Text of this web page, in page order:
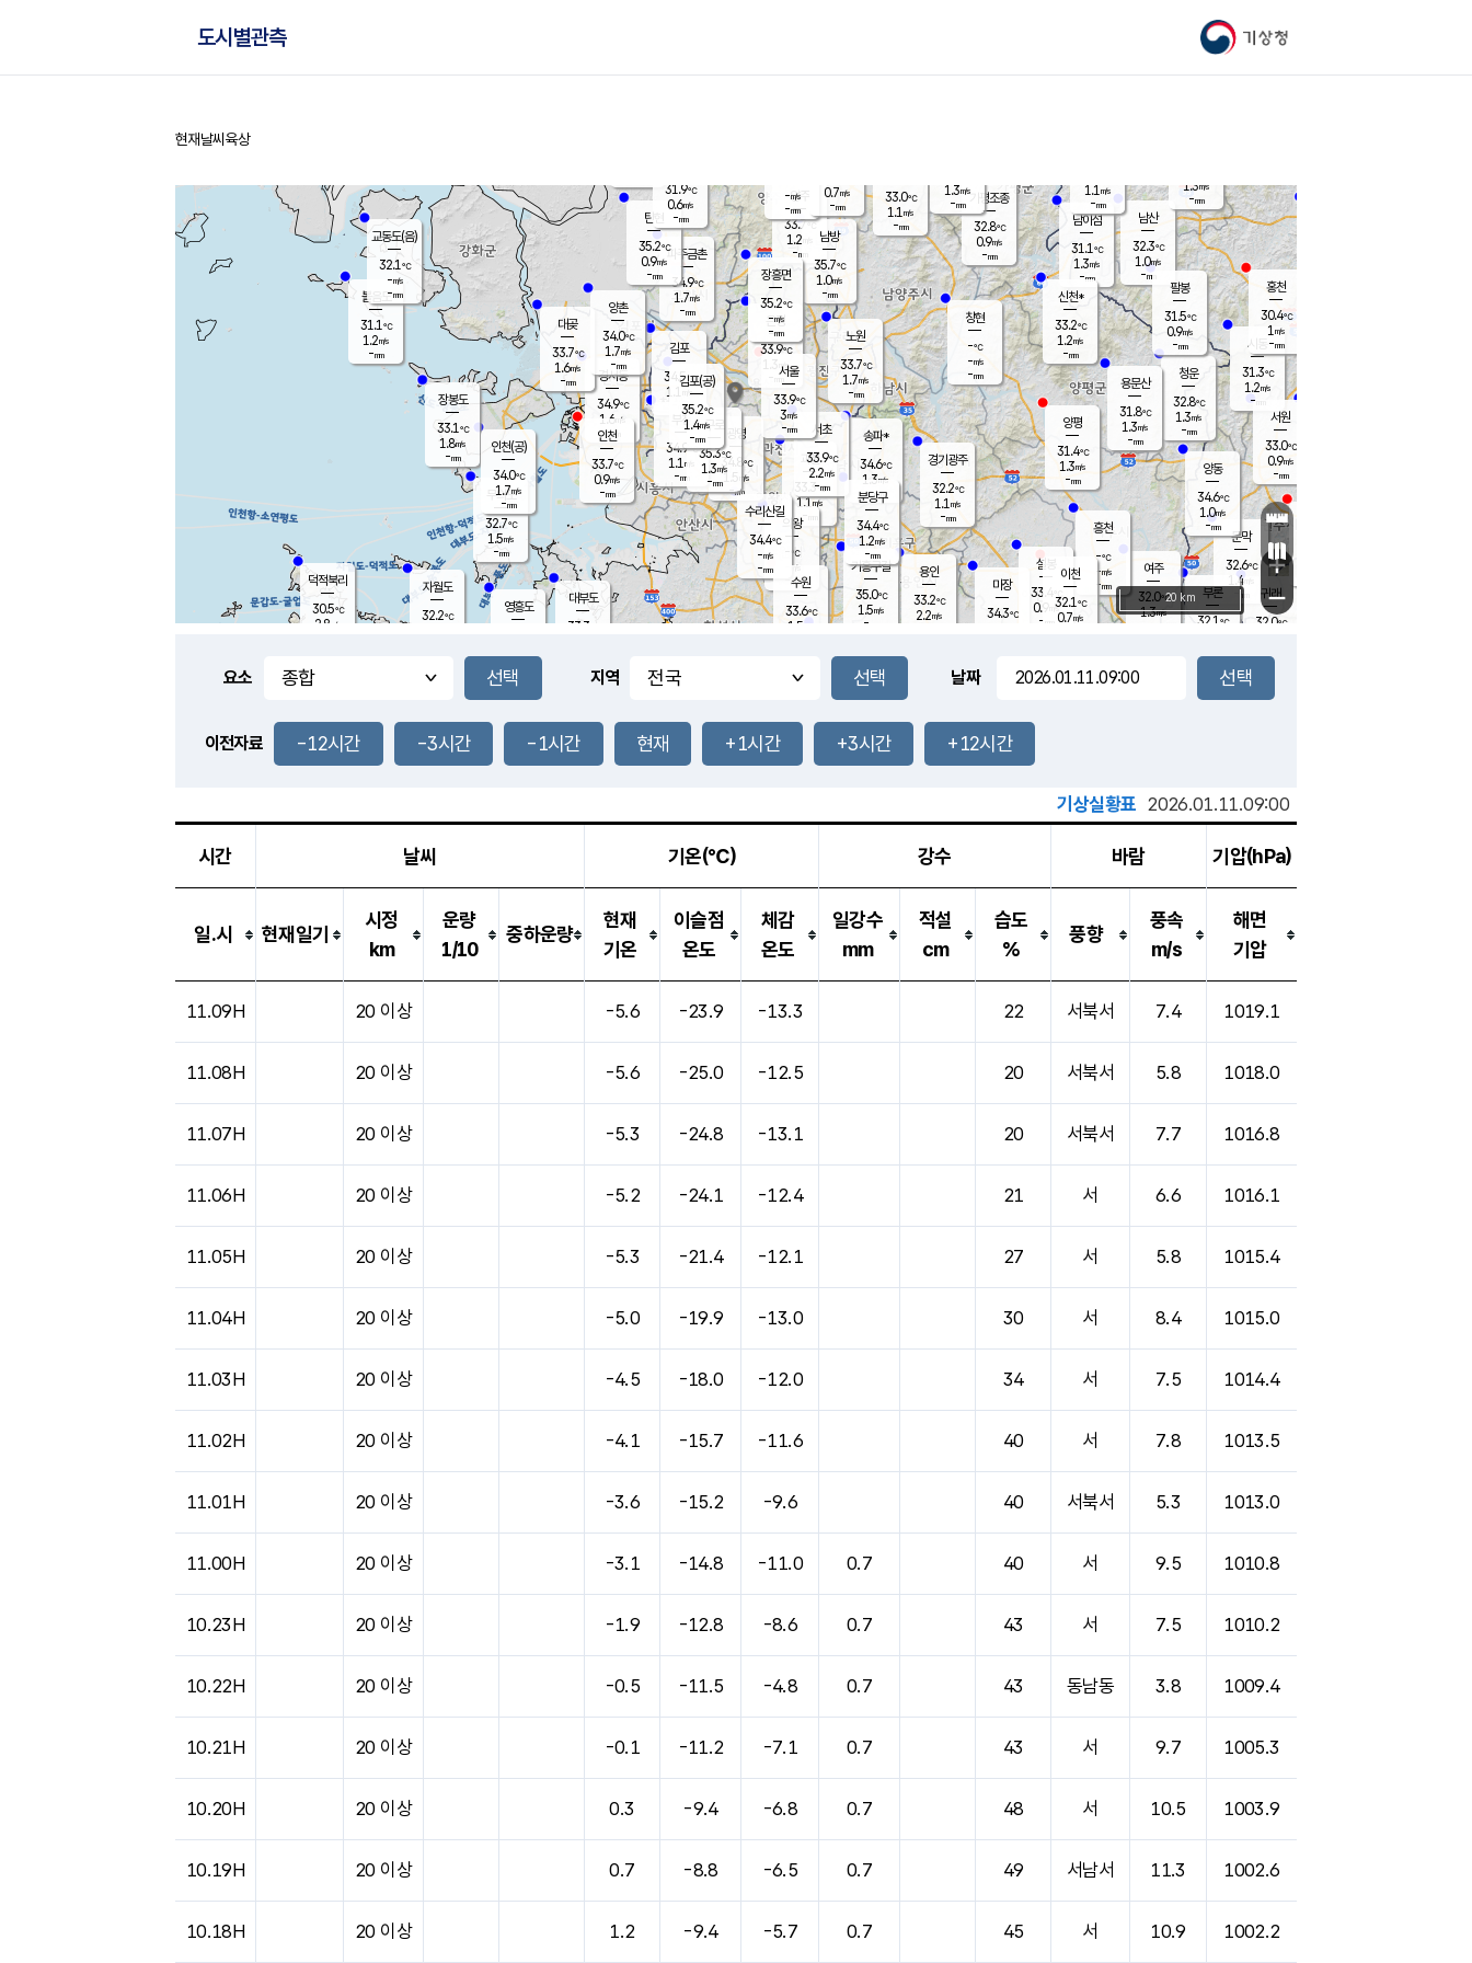
기상청
도시별관측
홈
현재날씨 육상
풍도
1.9m/s
문막
32.6℃
1.4m/s
mm
남이섬
31.1℃
1.3m/s
-mm
무의도
32.7℃
1.5m/s
-mm
영흥도
볼음도
31.1℃
1.2m/s
-mm
자월도
32.2℃
양주
33.7℃
1.2
-mm
부론
32.1 ℃
과천
33.3℃
1.1m/s
- mm
남산
32.3℃
1.0m/s
-mm
장봉도
33.1℃
1.8m/s
-mm
-mm
청운
32.8℃
1.3m/s
-mm
팔봉
31.5℃
0.9m/s
-mm
-mm
용인
33.2℃
2.2m/s
여주
32.0℃
1.3m/s
양동
34.6℃
1.0m/s
-mm
경기광주
32.2℃
1.1 m/s
-mm
장호원
1.1 m/s
-mm
32.5
℃
대부도
33.3
-
경서동
34.9℃
1.6 m/s
-mm
파주금촌
34.9℃
1.7m/s
-mm
가평조종
32.8℃
0.9m/s
-mm
33.0℃
1.1 m/s
-mm
대곶
33.7℃
1.6m/s
-mm
신천*
33.2℃
1.2m/s
-mm
창현
-℃
-m/s
-mm
탄현
35.2℃
0.9m/s
-mm
1.3m/s
-mm
33.7℃
2.2m/s
-mm
흥천
-℃
-m/s
-mm
마장
34.3℃
의왕
- ℃
m/s
mm
김포
34.5℃
1.1 m/s
mm
설봉
33.4℃
0.9 m/s
- mm
광명
34.8 ℃
1.5 m/s
-mm
부천
34.9℃
1.1 m/s
-mm
-mm
양촌
34.0℃
1.7m/s
-mm
구로
35.3℃
1.3m/s
-mm
은평
33.9℃
1.3 m/s
- mm
노원
33.7℃
1.7m/s
-mm
송파*
34.6℃
1.3m/s
-mm
서초
33.9℃
2.2m/s
-mm
남방
35.7℃
1.0m/s
-mm
기흥구갈
35.0℃
1.5m/s
-
수리산길
34.4℃
-m/s
-mm
분당구
34.4℃
1.2m/s
-mm
장흥면
35.2℃
-m/s
-mm
-m/s
-mm
시동
31.3℃
1.2m/s
- mm
귀래
32.0℃
서원
33.0℃
0.9m/s
-mm
용문산
31.8℃
1.3m/s
-mm
덕적북리
30.5℃
2.8 m/s
인천(공)
34.0℃
1.7m/s
-mm
김포(공)
35.2℃
1.4m/s
-mm
교동도(음)
32.1℃
-m/s
-mm
홍천
30.4℃
1 m/s
-mm
이천
32.1℃
0.7m/s
양평
31.4℃
1.3m/s
-mm
수원
33.6℃
1.5 m/s
인천
33.7℃
0.9m/s
-mm
서울
33.9℃
3m/s
-mm
1.3m/s
-mm
31.9℃
0.6m/s
-mm
0.7m/s
-mm
+
−
20 km
요소 지역 날짜
이전자료 -12시간 -3시간 -1시간 현재 +1시간 +3시간 +12시간
기상실황표 2026.01.11.09:00
시간 날씨 기온(℃) 강수 바람 기압(hPa)
일.시 현재일기
시정
km
운량
1/10
중하운량
현재
기온
이슬점
온도
체감
온도
일강수
mm
적설
cm
습도
%
풍향
풍속
m/s
해면
기압
11.09H 20 이상 -5.6 -23.9 -13.3 22 서북서 7.4 1019.1
11.08H 20 이상 -5.6 -25.0 -12.5 20 서북서 5.8 1018.0
11.07H 20 이상 -5.3 -24.8 -13.1 20 서북서 7.7 1016.8
11.06H 20 이상 -5.2 -24.1 -12.4 21 서 6.6 1016.1
11.05H 20 이상 -5.3 -21.4 -12.1 27 서 5.8 1015.4
11.04H 20 이상 -5.0 -19.9 -13.0 30 서 8.4 1015.0
11.03H 20 이상 -4.5 -18.0 -12.0 34 서 7.5 1014.4
11.02H 20 이상 -4.1 -15.7 -11.6 40 서 7.8 1013.5
11.01H 20 이상 -3.6 -15.2 -9.6 40 서북서 5.3 1013.0
11.00H 20 이상 -3.1 -14.8 -11.0 0.7 40 서 9.5 1010.8
10.23H 20 이상 -1.9 -12.8 -8.6 0.7 43 서 7.5 1010.2
10.22H 20 이상 -0.5 -11.5 -4.8 0.7 43 동남동 3.8 1009.4
10.21H 20 이상 -0.1 -11.2 -7.1 0.7 43 서 9.7 1005.3
10.20H 20 이상 0.3 -9.4 -6.8 0.7 48 서 10.5 1003.9
10.19H 20 이상 0.7 -8.8 -6.5 0.7 49 서남서 11.3 1002.6
10.18H 20 이상 1.2 -9.4 -5.7 0.7 45 서 10.9 1002.2